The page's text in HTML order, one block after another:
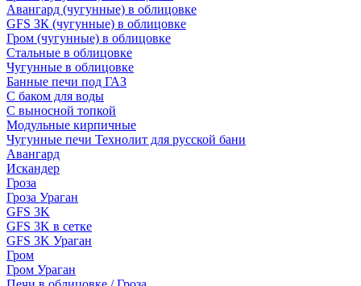
Авангард (чугунные) в облицовке
GFS ЗК (чугунные) в облицовке
Гром (чугунные) в облицовке
Стальные в облицовке
Чугунные в облицовке
Банные печи под ГАЗ
С баком для воды
С выносной топкой
Модульные кирпичные
Чугунные печи Технолит для русской бани
Авангард
Искандер
Гроза
Гроза Ураган
GFS 3K
GFS 3K в сетке
GFS 3K Ураган
Гром
Гром Ураган